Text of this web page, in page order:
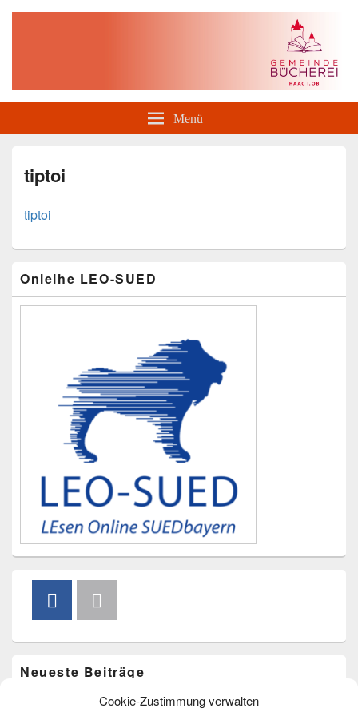
Cookie-Zustimmung verwalten
Gemeindebücherei Haag i. OB
Menü
tiptoi
tiptoi
Seitenleisten-
Widgetbereich
Onleihe LEO-SUED
Neueste Beiträge
Vorlesen im Freibad am 20. August um 15.00 Uhr